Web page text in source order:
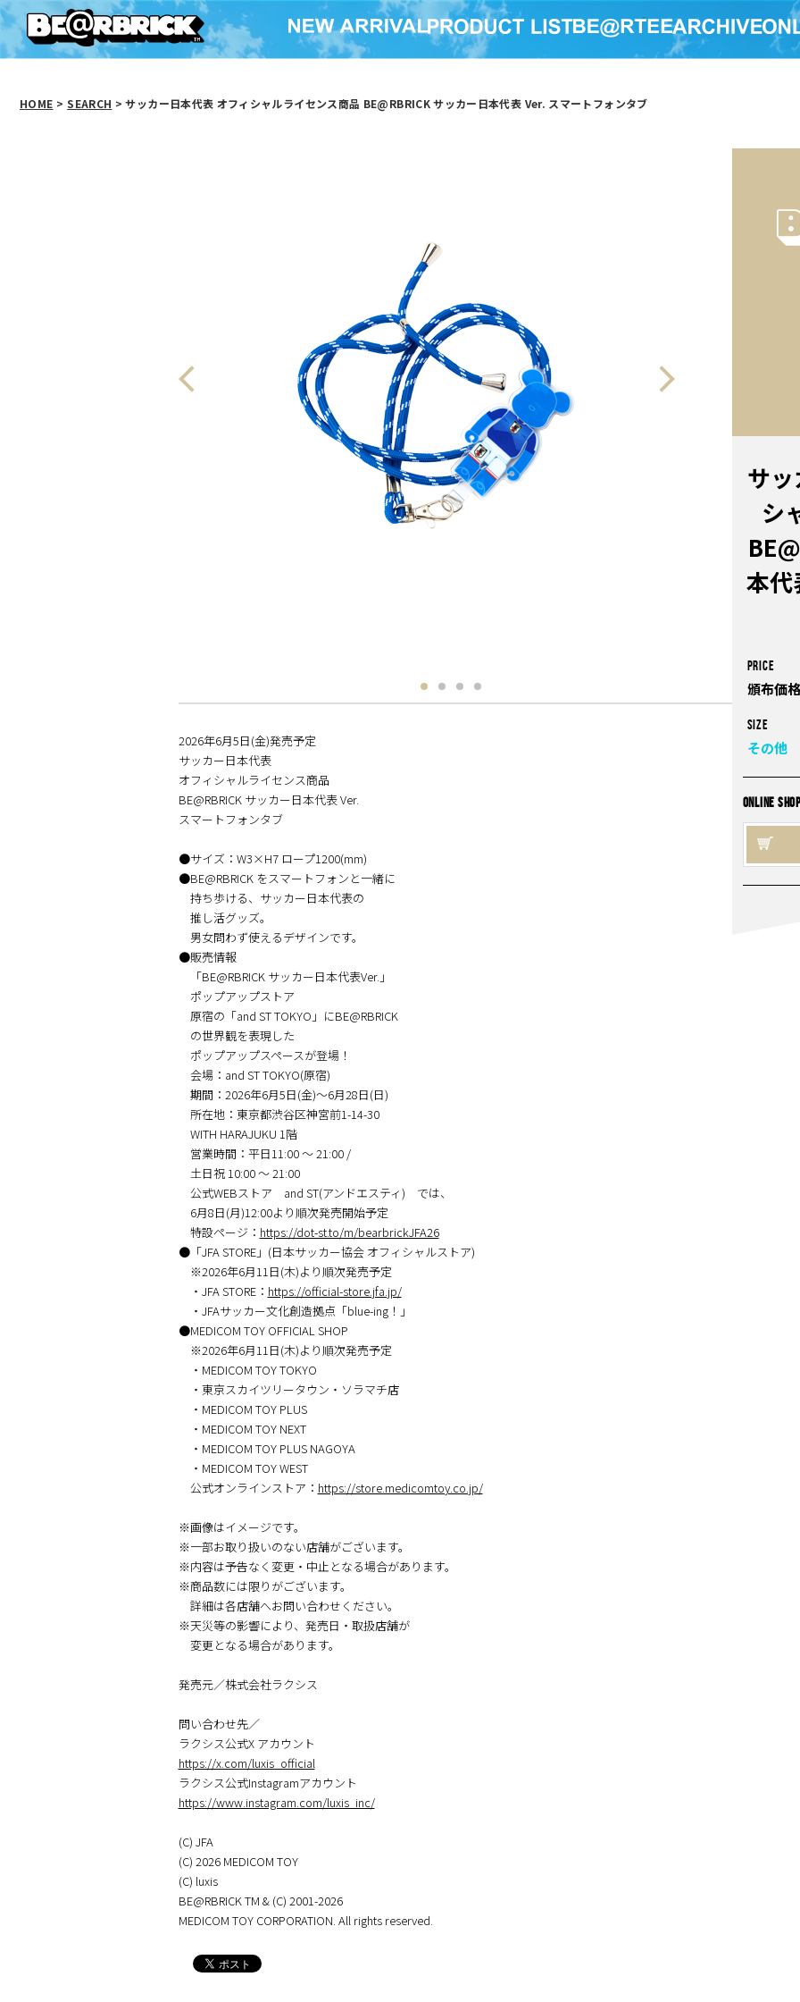
HOME > SEARCH > サッカー日本代表 オフィシャルライセンス商品 BE@RBRICK サッカー日本代表 Ver. スマートフォンタブ
サ
シ
本代
PRICE
頒布価
Size
その他
ONLINE
2026年6⽉5日(金)発売予定
サッカー日本代表
オフィシャルライセンス商品
BE@RBRICK サッカー日本代表 Ver.
スマートフォンタブ
●サイズ：W3×H7 ロープ1200(mm)
●BE@RBRICK をスマートフォンと⼀緒に
持ち歩ける、サッカー⽇本代表の
推し活グッズ。
男⼥問わず使えるデザインです。
●販売情報
「BE@RBRICK サッカー日本代表Ver.」
ポップアップストア
原宿の「and ST TOKYO」にBE@RBRICK
の世界観を表現した
ポップアップスペースが登場！
会場：and ST TOKYO(原宿)
期間：2026年6月5日(金)〜6月28日(日)
所在地：東京都渋⾕区神宮前1-14-30
WITH HARAJUKU 1階
営業時間：平日11:00 〜 21:00 /
土日祝 10:00 〜 21:00
公式WEBストア and ST(アンドエスティ) では、
6月8日(月)12:00より順次発売開始予定
特設ページ： https://dot-st.to/m/bearbrickJFA26
●「JFA STORE」(日本サッカー協会 オフィシャルストア)
※2026年6月11日(木)より順次発売予定
・JFA STORE： https://official-store.jfa.jp/
・JFAサッカー文化創造拠点「blue-ing！」
●MEDICOM TOY OFFICIAL SHOP
※2026年6⽉11日(木)より順次発売予定
・MEDICOM TOY TOKYO
・東京スカイツリータウン・ソラマチ店
・MEDICOM TOY PLUS
・MEDICOM TOY NEXT
・MEDICOM TOY PLUS NAGOYA
・MEDICOM TOY WEST
公式オンラインストア： https://store.medicomtoy.co.jp/
※画像はイメージです。
※⼀部お取り扱いのない店舗がございます。
※内容は予告なく変更・中⽌となる場合があります。
※商品数には限りがございます。
詳細は各店舗へお問い合わせください。
※天災等の影響により、発売⽇・取扱店舗が
変更となる場合があります。
発売元／株式会社ラクシス
問い合わせ先／
ラクシス公式X アカウント
https://x.com/luxis_official
ラクシス公式Instagramアカウント
https://www.instagram.com/luxis_inc/
(C) JFA
(C) 2026 MEDICOM TOY
(C) luxis
BE@RBRICK TM & (C) 2001-2026
MEDICOM TOY CORPORATION. All rights reserved.